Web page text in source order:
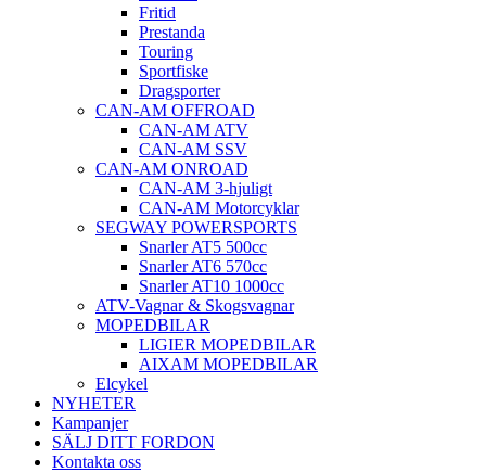
Fritid
Prestanda
Touring
Sportfiske
Dragsporter
CAN-AM OFFROAD
CAN-AM ATV
CAN-AM SSV
CAN-AM ONROAD
CAN-AM 3-hjuligt
CAN-AM Motorcyklar
SEGWAY POWERSPORTS
Snarler AT5 500cc
Snarler AT6 570cc
Snarler AT10 1000cc
ATV-Vagnar & Skogsvagnar
MOPEDBILAR
LIGIER MOPEDBILAR
AIXAM MOPEDBILAR
Elcykel
NYHETER
Kampanjer
SÄLJ DITT FORDON
Kontakta oss